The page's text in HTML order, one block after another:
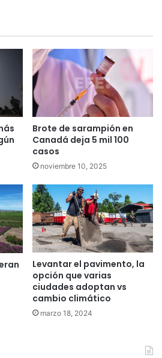
Brote de sarampión en
Canadá deja 5 mil 100
casos
noviembre 10, 2025
Levantar el pavimento, la
opción que varias
ciudades adoptan vs
cambio climático
marzo 18, 2024